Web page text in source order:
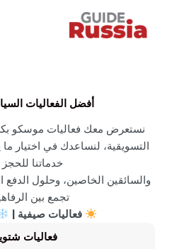
المحتوى
أفضل الفعاليات
نستعرض معك فعاليات موسكو
التسويقية، لنساعدك في اختيار
خدماتنا
والسائقين الخاصين، وحلول
تجمع بين
فعاليات صيفية |
فعاليات